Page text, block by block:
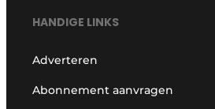
HANDIGE LINKS
Adverteren
Abonnement aanvragen